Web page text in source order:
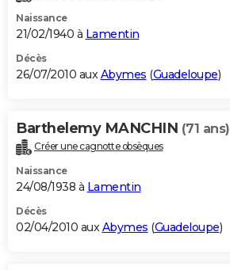
Naissance
21/02/1940 à Lamentin
Décès
26/07/2010 auxAbymes (Guadeloupe)
Barthelemy MANCHIN (71 ans)
Créer une cagnotte obsèques
Naissance
24/08/1938 à Lamentin
Décès
02/04/2010 aux Abymes (Guadeloupe)